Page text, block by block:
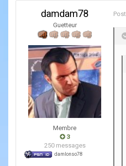
damdam78
Guetteur
Membre
3
250 messages
damlonso78